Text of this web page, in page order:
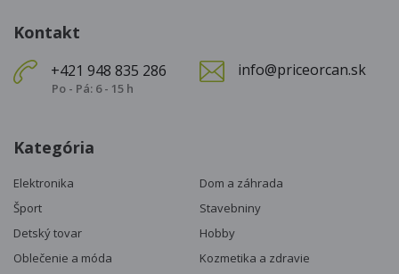
Kontakt
+421 948 835 286
Po - Pá: 6 - 15 h
info@priceorcan.sk
Kategória
Elektronika
Dom a záhrada
Šport
Stavebniny
Detský tovar
Hobby
Oblečenie a móda
Kozmetika a zdravie